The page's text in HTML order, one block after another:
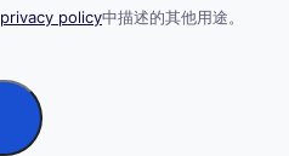
privacy policy中描述的其他用途。